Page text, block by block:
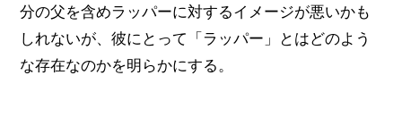
分の父を含めラッパーに対するイメージが悪いかも
しれないが、彼にとって「ラッパー」とはどのよう
な存在なのかを明らかにする。